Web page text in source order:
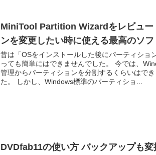
MiniTool Partition Wizardをレビュー
ンを変更したい時に使える最高のソフ
昔は「OSをインストールした後にパーティショ
っても簡単にはできませんでした。 今では、
管理からパーティションを分割するくらいはで
た。 しかし、Windows標準のパーティショ...
DVDfab11の使い方 バックアップも変